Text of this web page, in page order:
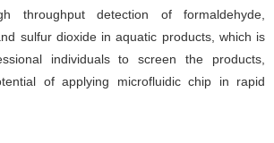
throughput detection of formaldehyde,
sulfur dioxide in aquatic products, which is
individuals to screen the products,
of applying microfluidic chip in rapid